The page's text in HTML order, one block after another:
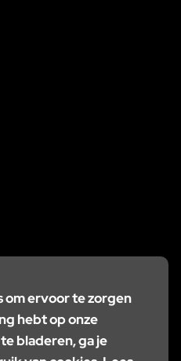
om ervoor te zorgen
hebt op onze
bladeren, ga je